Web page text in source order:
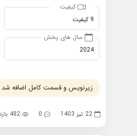
کیفیت
9 کیفیت
سال های پخش
2024
زیرنویس و قسمت کامل اضافه شد
22 تیر 1403 0 482 بازدید